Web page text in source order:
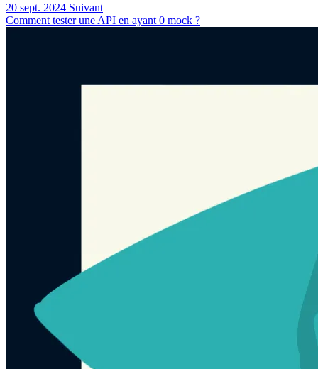
20 sept. 2024 Suivant
Comment tester une API en ayant 0 mock ?